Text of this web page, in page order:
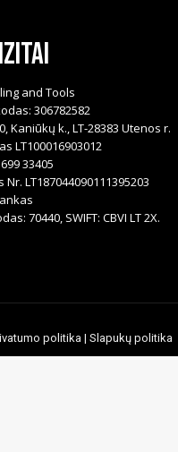
and Tools
306782582
Kaniūkų k., LT-28383 Utenos r.
LT100016903012
33405
Nr. LT187044090111395203
70440, SWIFT: CBVI LT 2X.
politika | Slapukų politika